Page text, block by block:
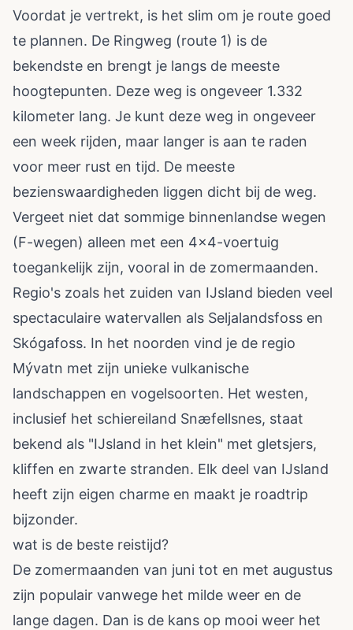
Voordat je vertrekt, is het slim om je route goed
te plannen. De Ringweg (route 1) is de
bekendste en brengt je langs de meeste
hoogtepunten. Deze weg is ongeveer 1.332
kilometer lang. Je kunt deze weg in ongeveer
een week rijden, maar langer is aan te raden
voor meer rust en tijd. De meeste
bezienswaardigheden liggen dicht bij de weg.
Vergeet niet dat sommige binnenlandse wegen
(F-wegen) alleen met een 4x4-voertuig
toegankelijk zijn, vooral in de zomermaanden.
Regio's zoals het zuiden van IJsland bieden veel
spectaculaire watervallen als Seljalandsfoss en
Skógafoss. In het noorden vind je de regio
Mývatn met zijn unieke vulkanische
landschappen en vogelsoorten. Het westen,
inclusief het schiereiland Snæfellsnes, staat
bekend als "IJsland in het klein" met gletsjers,
kliffen en zwarte stranden. Elk deel van IJsland
heeft zijn eigen charme en maakt je roadtrip
bijzonder.
wat is de beste reistijd?
De zomermaanden van juni tot en met augustus
zijn populair vanwege het milde weer en de
lange dagen. Dan is de kans op mooi weer het